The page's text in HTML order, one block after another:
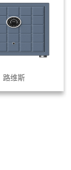
路维斯